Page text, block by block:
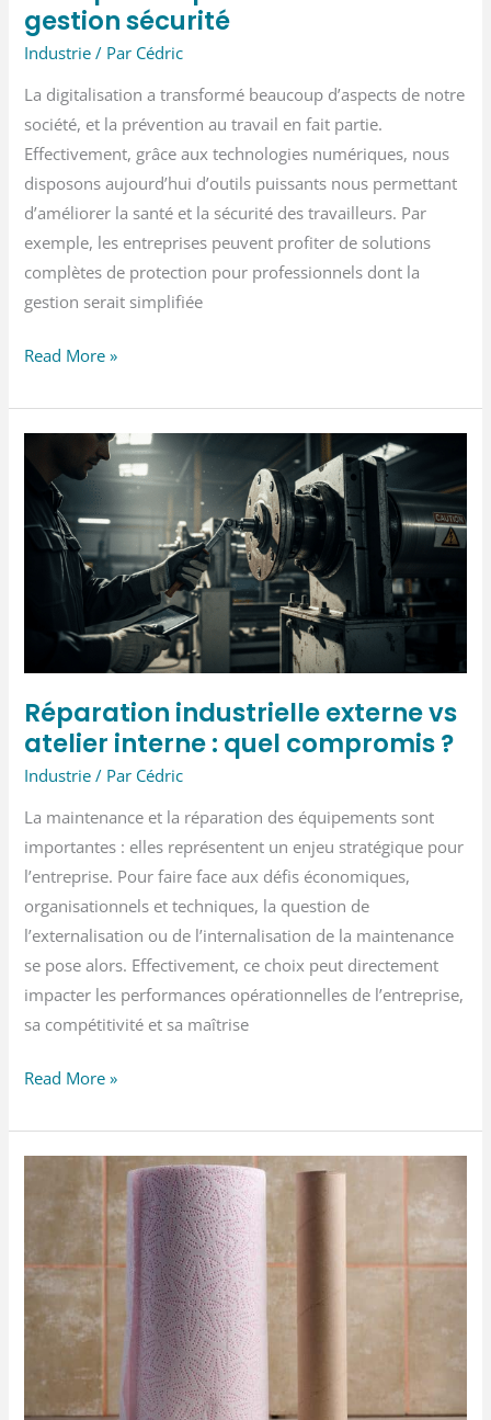
gestion sécurité
Industrie / Par Cédric
La digitalisation a transformé beaucoup d’aspects de notre
société, et la prévention au travail en fait partie.
Effectivement, grâce aux technologies numériques, nous
disposons aujourd’hui d’outils puissants nous permettant
d’améliorer la santé et la sécurité des travailleurs. Par
exemple, les entreprises peuvent profiter de solutions
complètes de protection pour professionnels dont la
gestion serait simplifiée
Digitalisation
comment
entreprises
optimisent
leur
gestion
sécurité
Read More »
Réparation industrielle externe vs
atelier interne : quel compromis ?
Industrie / Par Cédric
La maintenance et la réparation des équipements sont
importantes : elles représentent un enjeu stratégique pour
l’entreprise. Pour faire face aux défis économiques,
organisationnels et techniques, la question de
l’externalisation ou de l’internalisation de la maintenance
se pose alors. Effectivement, ce choix peut directement
impacter les performances opérationnelles de l’entreprise,
sa compétitivité et sa maîtrise
Réparation
externe
atelier
interne
quel
compromis
Read More »